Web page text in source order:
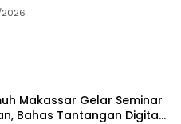
Makassar Gelar Seminar
Bahas Tantangan Digital